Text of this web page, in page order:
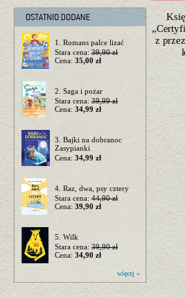
1. Romans palce lizać
Stara cena: 39,90 zł
Cena: 35,00 zł
2. Saga i pożar
Stara cena: 39,99 zł
Cena: 34,99 zł
3. Bajki na dobranoc
Zasypianki
Cena: 34,99 zł
4. Raz, dwa, psy cztery
Stara cena: 44,90 zł
Cena: 39,90 zł
5. Wilk
Stara cena: 39,90 zł
Cena: 34,90 zł
więcej »
z